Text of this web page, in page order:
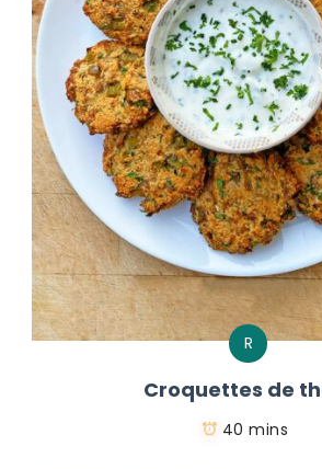
R
Croquettes de
40 mins